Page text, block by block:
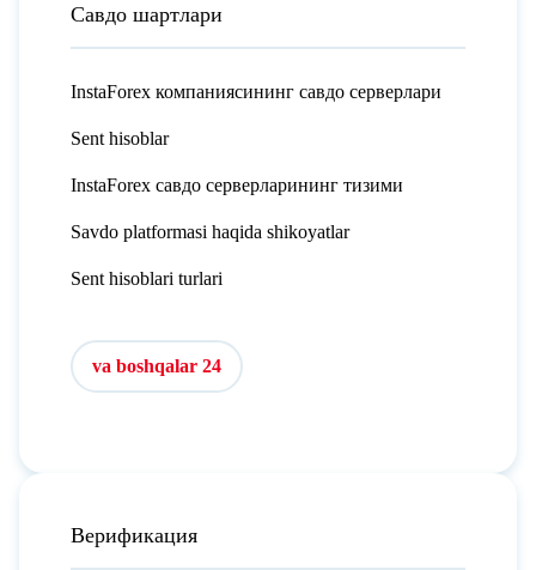
Савдо шартлари
InstaForex компаниясининг савдо серверлари
Sent hisoblar
InstaForex савдо серверларининг тизими
Savdo platformasi haqida shikoyatlar
Sent hisoblari turlari
va boshqalar 24
Верификация